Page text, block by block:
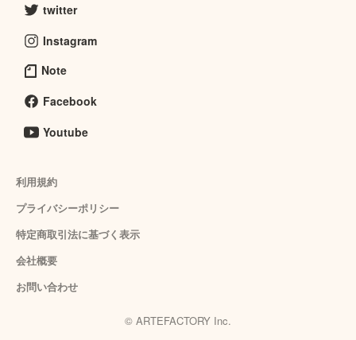
twitter
Instagram
Note
Facebook
Youtube
利用規約
プライバシーポリシー
特定商取引法に基づく表示
会社概要
お問い合わせ
© ARTEFACTORY Inc.